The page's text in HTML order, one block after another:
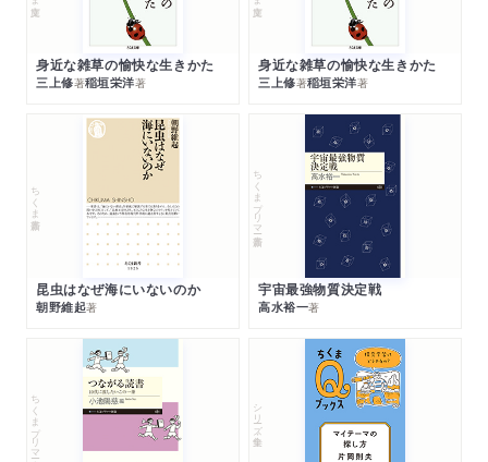
身近な雑草の愉快な生きかた
三上修著稲垣栄洋著
身近な雑草の愉快な生きかた
三上修著稲垣栄洋著
ちくま新書
昆虫はなぜ海にいないのか
朝野維起著
ちくまプリマー新書
宇宙最強物質決定戦
高水裕一著
ちくまプリマー新書 シリーズ・全集